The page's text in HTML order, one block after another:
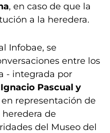
, en caso de que la
a la heredera.
Infobae, se
entre los
- integrada por
Pascual y
en representación de
heredera de
del Museo del